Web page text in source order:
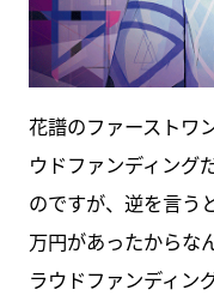
花譜のファーストワ
ウドファンディング
のですが、逆を言う
万円があったからな
ラウドファンディン